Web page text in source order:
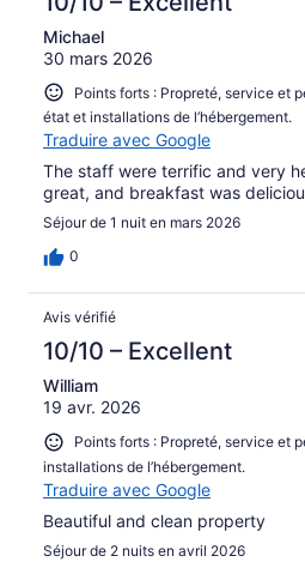
Michael
30 mars 2026
Points forts : Propreté, service et
état et installations de l’hébergement.
Traduire avec Google
The staff were terrific and very
great, and breakfast was
Séjour de 1 nuit en mars 2026
0
Avis vérifié
10/10 – Excellent
William
19 avr. 2026
Points forts : Propreté, service et
installations de l’hébergement.
Traduire avec Google
Beautiful and clean property
Séjour de 2 nuits en avril 2026